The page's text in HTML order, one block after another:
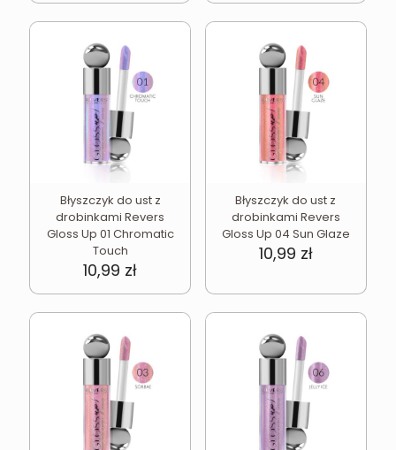
Błyszczyk do ust z
drobinkami Revers
Gloss Up 01 Chromatic
Touch
10,99 zł
Błyszczyk do ust z
drobinkami Revers
Gloss Up 04 Sun Glaze
10,99 zł